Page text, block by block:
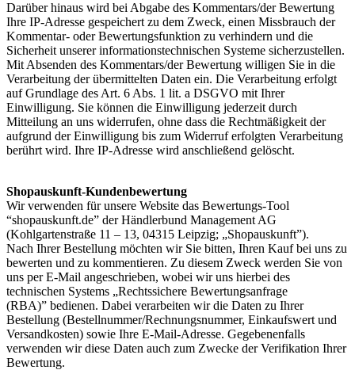
Darüber hinaus wird bei Abgabe des Kommentars/der Bewertung
Ihre IP-Adresse gespeichert zu dem Zweck, einen Missbrauch der
Kommentar- oder Bewertungsfunktion zu verhindern und die
Sicherheit unserer informationstechnischen Systeme sicherzustellen.
Mit Absenden des Kommentars/der Bewertung willigen Sie in die
Verarbeitung der übermittelten Daten ein. Die Verarbeitung erfolgt
auf Grundlage des Art. 6 Abs. 1 lit. a DSGVO mit Ihrer
Einwilligung. Sie können die Einwilligung jederzeit durch
Mitteilung an uns widerrufen, ohne dass die Rechtmäßigkeit der
aufgrund der Einwilligung bis zum Widerruf erfolgten Verarbeitung
berührt wird. Ihre IP-Adresse wird anschließend gelöscht.
Shopauskunft-Kundenbewertung
Wir verwenden für unsere Website das Bewertungs-Tool
“shopauskunft.de” der Händlerbund Management AG
(Kohlgartenstraße 11 – 13, 04315 Leipzig; „Shopauskunft”).
Nach Ihrer Bestellung möchten wir Sie bitten, Ihren Kauf bei uns zu
bewerten und zu kommentieren. Zu diesem Zweck werden Sie von
uns per E-Mail angeschrieben, wobei wir uns hierbei des
technischen Systems „Rechtssichere Bewertungsanfrage
(RBA)” bedienen. Dabei verarbeiten wir die Daten zu Ihrer
Bestellung (Bestellnummer/Rechnungsnummer, Einkaufswert und
Versandkosten) sowie Ihre E-Mail-Adresse. Gegebenenfalls
verwenden wir diese Daten auch zum Zwecke der Verifikation Ihrer
Bewertung.